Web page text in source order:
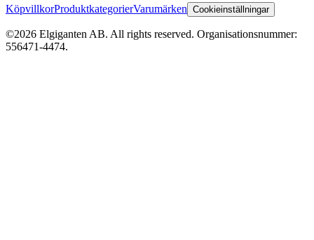
KöpvillkorProduktkategorierVarumärken Cookieinställningar
©2026 Elgiganten AB. All rights reserved. Organisationsnummer:
556471-4474.